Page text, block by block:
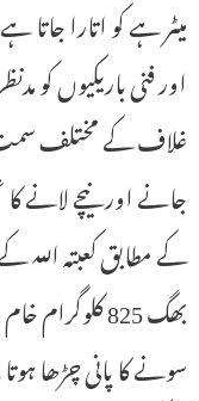
میٹر ہے کو اتارا
اور فنی باریکیوں کو
غلاف کے مختلف
جانے اور نیچے لانے
کے مطابق کعبتہ